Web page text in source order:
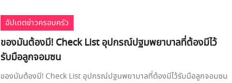
อัปเดตข่าวครอบครัว
​ของมันต้องมี! Check List อุปกรณ์ปฐมพยาบาลที่ต้องมีไว้
รับมือลูกจอมซน
​ของมันต้องมี! Check List อุปกรณ์ปฐมพยาบาลที่ต้องมีไว้รับมือลูกจอมซน